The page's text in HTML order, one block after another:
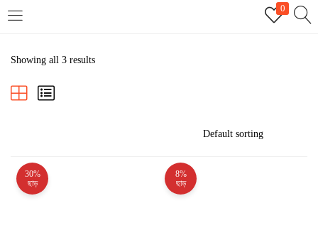
0
REGISTER
Showing all 3 results
30%
ছাড়
8%
ছাড়